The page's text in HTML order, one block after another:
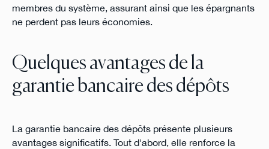
membres du système, assurant ainsi que les épargnants
ne perdent pas leurs économies.
Quelques avantages de la
garantie bancaire des dépôts
La garantie bancaire des dépôts présente plusieurs
avantages significatifs. Tout d'abord, elle renforce la